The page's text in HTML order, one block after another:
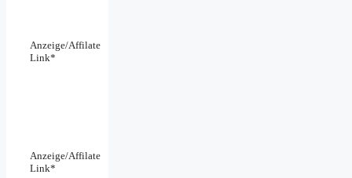
Anzeige/Affilate
Link*
Anzeige/Affilate
Link*